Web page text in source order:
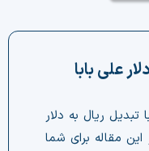
علی بابا
تبدیل ریال به دلار
مقاله برای شما